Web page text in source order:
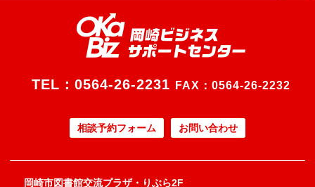
TEL： 0564-26-2231 FAX：0564-26-2232
相談予約フォーム お問い合わせ
岡崎市図書館交流プラザ・りぶら2F